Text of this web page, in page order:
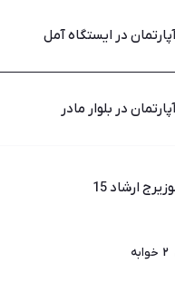
در ایستگاه آمل
در بلوار مادر
۲ خوابه